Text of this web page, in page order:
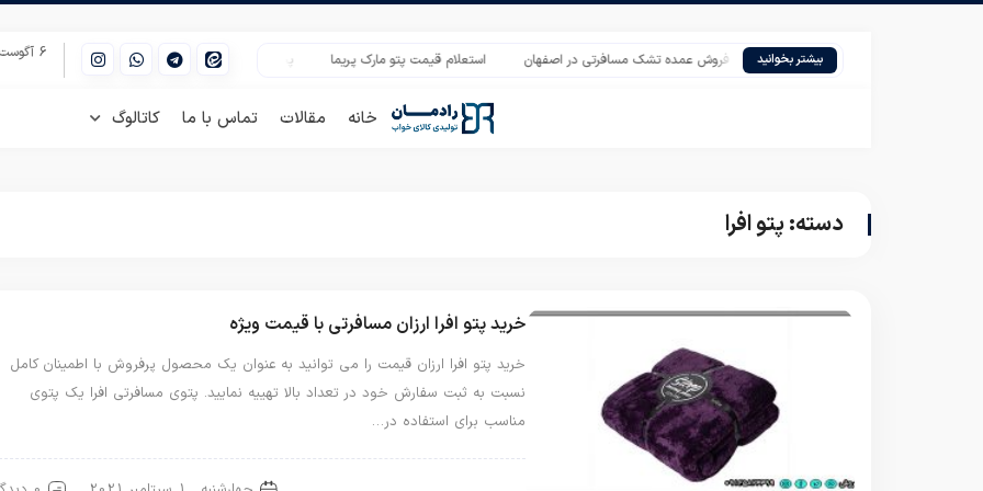
بیشتر بخوانید
بازار پرسود فروش عمده تشک مسافرتی در اصفهان استعلام قیمت پتو مارک پریما پخش عمده پتو مسافرتی با قیمت مناسب رقابتی 6 آگوست 2026
خانه مقالات تماس با ما کاتالوگ
دسته:پتو افرا
خرید پتو افرا ارزان مسافرتی با قیمت ویژه
خرید پتو افرا ارزان قیمت را می توانید به عنوان یک محصول پرفروش با اطمینان کامل
نسبت به ثبت سفارش خود در تعداد بالا تهییه نمایید. پتوی مسافرتی افرا یک پتوی
مناسب برای استفاده در…